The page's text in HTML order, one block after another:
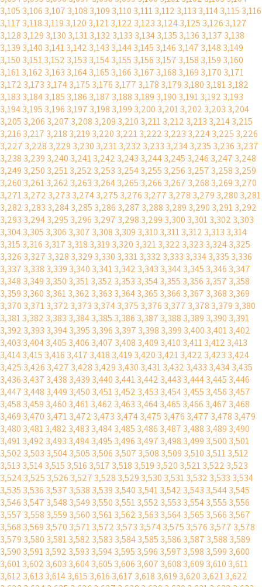
3,105 3,106 3,107 3,108 3,109 3,110 3,1113,112 3,113 3,1143,115 3,116
3,117 3,118 3,119 3,120 3,1213,122 3,123 3,1243,125 3,126 3,127
3,128 3,129 3,130 3,1313,132 3,133 3,1343,135 3,136 3,137 3,138
3,139 3,140 3,1413,142 3,143 3,1443,145 3,146 3,147 3,148 3,149
3,150 3,1513,152 3,153 3,1543,155 3,156 3,157 3,158 3,159 3,160
3,1613,162 3,163 3,1643,165 3,166 3,167 3,168 3,169 3,170 3,171
3,172 3,173 3,1743,175 3,176 3,177 3,178 3,179 3,180 3,1813,182
3,183 3,1843,185 3,186 3,187 3,188 3,189 3,190 3,1913,192 3,193
3,1943,195 3,196 3,197 3,198 3,199 3,200 3,2013,202 3,203 3,204
3,205 3,206 3,207 3,208 3,209 3,210 3,2113,212 3,213 3,2143,215
3,216 3,217 3,218 3,219 3,220 3,2213,222 3,223 3,2243,225 3,226
3,227 3,228 3,229 3,230 3,2313,232 3,233 3,2343,235 3,236 3,237
3,238 3,239 3,240 3,2413,242 3,243 3,2443,245 3,246 3,247 3,248
3,249 3,250 3,2513,252 3,253 3,2543,255 3,256 3,257 3,258 3,259
3,260 3,2613,262 3,263 3,2643,265 3,266 3,267 3,268 3,269 3,270
3,2713,272 3,273 3,2743,275 3,276 3,277 3,278 3,279 3,280 3,281
3,282 3,283 3,2843,285 3,286 3,287 3,288 3,289 3,290 3,2913,292
3,293 3,2943,295 3,296 3,297 3,298 3,299 3,300 3,3013,302 3,303
3,3043,305 3,306 3,307 3,308 3,309 3,310 3,3113,312 3,313 3,314
3,315 3,316 3,317 3,318 3,319 3,320 3,3213,322 3,323 3,3243,325
3,326 3,327 3,328 3,329 3,330 3,3313,332 3,333 3,3343,335 3,336
3,337 3,338 3,339 3,340 3,3413,342 3,343 3,3443,345 3,346 3,347
3,348 3,349 3,350 3,3513,352 3,353 3,3543,355 3,356 3,357 3,358
3,359 3,360 3,3613,362 3,363 3,3643,365 3,366 3,367 3,368 3,369
3,370 3,3713,372 3,373 3,3743,375 3,376 3,377 3,378 3,379 3,380
3,3813,382 3,383 3,3843,385 3,386 3,387 3,388 3,389 3,390 3,391
3,392 3,393 3,3943,395 3,396 3,397 3,398 3,399 3,400 3,4013,402
3,403 3,4043,405 3,406 3,407 3,408 3,409 3,410 3,4113,412 3,413
3,4143,415 3,416 3,417 3,418 3,419 3,420 3,4213,422 3,423 3,424
3,425 3,426 3,427 3,428 3,429 3,430 3,4313,432 3,433 3,4343,435
3,436 3,437 3,438 3,439 3,440 3,4413,442 3,443 3,4443,445 3,446
3,447 3,448 3,449 3,450 3,4513,452 3,453 3,4543,455 3,456 3,457
3,458 3,459 3,460 3,4613,462 3,463 3,4643,465 3,466 3,467 3,468
3,469 3,470 3,4713,472 3,473 3,4743,475 3,476 3,477 3,478 3,479
3,480 3,4813,482 3,483 3,4843,485 3,486 3,487 3,488 3,489 3,490
3,4913,492 3,493 3,4943,495 3,496 3,497 3,498 3,499 3,500 3,501
3,502 3,503 3,5043,505 3,506 3,507 3,508 3,509 3,510 3,5113,512
3,513 3,5143,515 3,516 3,517 3,518 3,519 3,520 3,5213,522 3,523
3,5243,525 3,526 3,527 3,528 3,529 3,530 3,5313,532 3,533 3,534
3,535 3,536 3,537 3,538 3,539 3,540 3,5413,542 3,543 3,5443,545
3,546 3,547 3,548 3,549 3,550 3,5513,552 3,553 3,5543,555 3,556
3,557 3,558 3,559 3,560 3,5613,562 3,563 3,5643,565 3,566 3,567
3,568 3,569 3,570 3,5713,572 3,573 3,5743,575 3,576 3,577 3,578
3,579 3,580 3,5813,582 3,583 3,5843,585 3,586 3,587 3,588 3,589
3,590 3,5913,592 3,593 3,5943,595 3,596 3,597 3,598 3,599 3,600
3,6013,602 3,603 3,6043,605 3,606 3,607 3,608 3,609 3,610 3,611
3,612 3,613 3,6143,615 3,616 3,617 3,618 3,619 3,620 3,6213,622